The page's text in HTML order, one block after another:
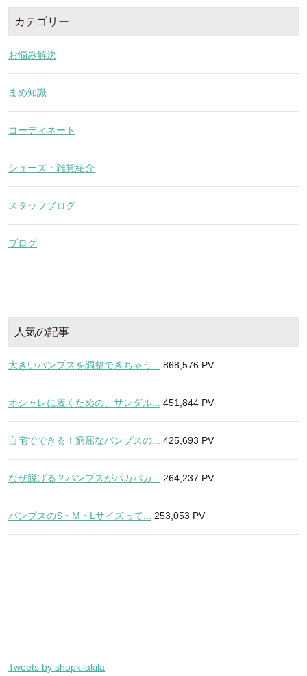
カテゴリー
お悩み解決
まめ知識
コーディネート
シューズ・雑貨紹介
スタッフブログ
ブログ
人気の記事
大きいパンプスを調整できちゃう... 868,576 PV
オシャレに履くための、サンダル... 451,844 PV
自宅でできる！窮屈なパンプスの... 425,693 PV
なぜ脱げる？パンプスがパカパカ... 264,237 PV
パンプスのS・M・Lサイズって... 253,053 PV
Tweets by shopkilakila